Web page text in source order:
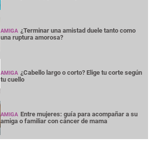
AMIGA ¿Terminar una amistad duele tanto como
una ruptura amorosa?
AMIGA ¿Cabello largo o corto? Elige tu corte según
tu cuello
AMIGA Entre mujeres: guía para acompañar a su
amiga o familiar con cáncer de mama